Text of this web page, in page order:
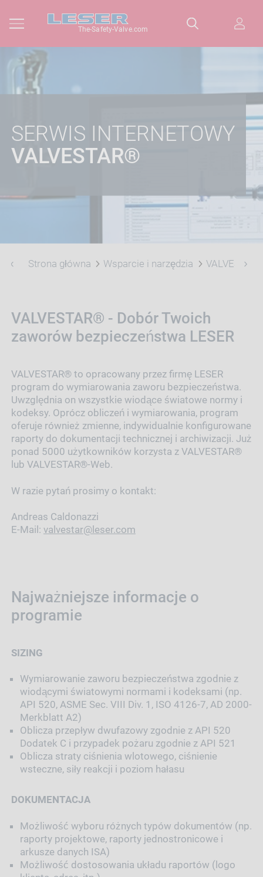
The-Safety-Valve.com
SERWIS INTERNETOWY
VALVESTAR®
Strona główna Wsparcie i narzędzia
VALVESTAR® - Dobór Twoich
zaworów bezpieczeństwa LESER
VALVESTAR® to opracowany przez firmę LESER
program do wymiarowania zaworu bezpieczeństwa.
Uwzględnia on wszystkie wiodące światowe normy i
kodeksy. Oprócz obliczeń i wymiarowania, program
oferuje również zmienne, indywidualnie konfigurowane
raporty do dokumentacji technicznej i archiwizacji. Już
ponad 5000 użytkowników korzysta z VALVESTAR®
lub VALVESTAR®-Web.
W razie pytań prosimy o kontakt:
Andreas Caldonazzi
E-Mail: valvestar@leser.com
Najważniejsze informacje o
programie
SIZING
Wymiarowanie zaworu bezpieczeństwa zgodnie z
wiodącymi światowymi normami i kodeksami (np.
API 520, ASME Sec. VIII Div. 1, ISO 4126-7, AD 2000-
Merkblatt A2)
Oblicza przepływ dwufazowy zgodnie z API 520
Dodatek C i przypadek pożaru zgodnie z API 521
Oblicza straty ciśnienia wlotowego, ciśnienie
wsteczne, siły reakcji i poziom hałasu
DOKUMENTACJA
Możliwość wyboru różnych typów dokumentów (np.
raporty projektowe, raporty jednostronicowe i
arkusze danych ISA)
Możliwość dostosowania układu raportów (logo